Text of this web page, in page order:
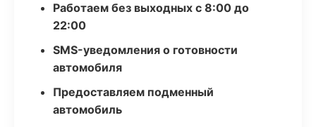
Работаем без выходных с 8:00 до
22:00
SMS-уведомления о готовности
автомобиля
Предоставляем подменный
автомобиль